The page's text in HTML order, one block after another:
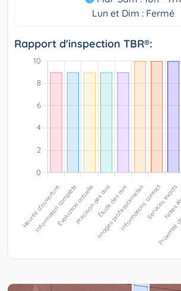
Lun et Dim : Fermé
Rapport d'inspection TBR®: